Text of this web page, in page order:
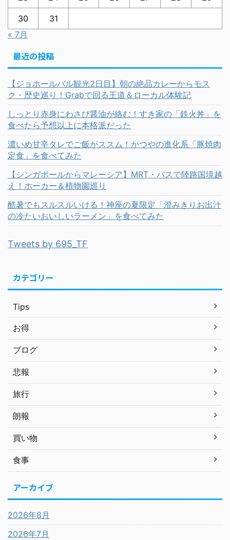
30
31
« 7月
最近の投稿
【ジョホールバル観光2日目】朝の絶品カレーからモス
ク・歴史巡り！Grabで回る王道＆ローカル体験記
しっとり赤身にわさび醤油が絡む！すき家の「鉄火丼」を
食べたら予想以上に本格派だった
濃いめ甘辛タレでご飯がススム！かつやの進化系「豚焼肉
定食」を食べてみた
【シンガポールからマレーシア】MRT・バスで陸路国境越
え！ホーカー＆植物園巡り
酷暑でもスルスルいける！神座の夏限定「澄みきりお出汁
の冷たいおいしいラーメン」を食べてみた
Tweets by 695_TF
カテゴリー
Tips
お得
ブログ
悲報
旅行
朗報
買い物
食事
アーカイブ
2026年8月
2026年7月